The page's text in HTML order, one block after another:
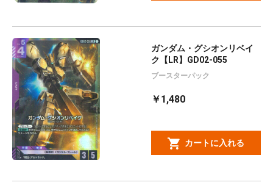
ガンダム・グシオンリベイ
ク【LR】GD02-055
ブースターパック
￥1,480
カートに入れる